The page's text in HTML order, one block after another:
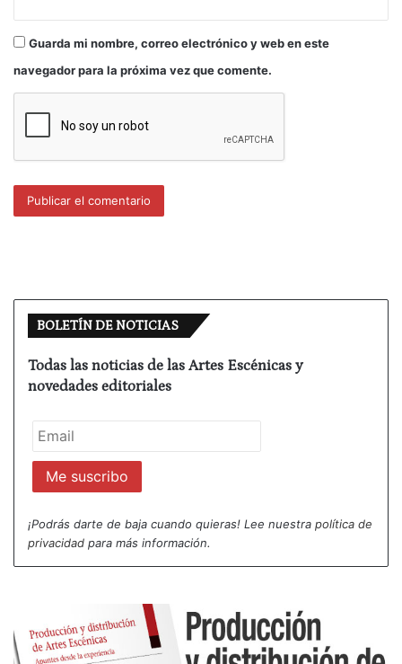
Guarda mi nombre, correo electrónico y web en este
navegador para la próxima vez que comente.
BOLETÍN DE NOTICIAS
Todas las noticias de las Artes Escénicas y
novedades editoriales
¡Podrás darte de baja cuando quieras! Lee nuestra política de
privacidad para más información.